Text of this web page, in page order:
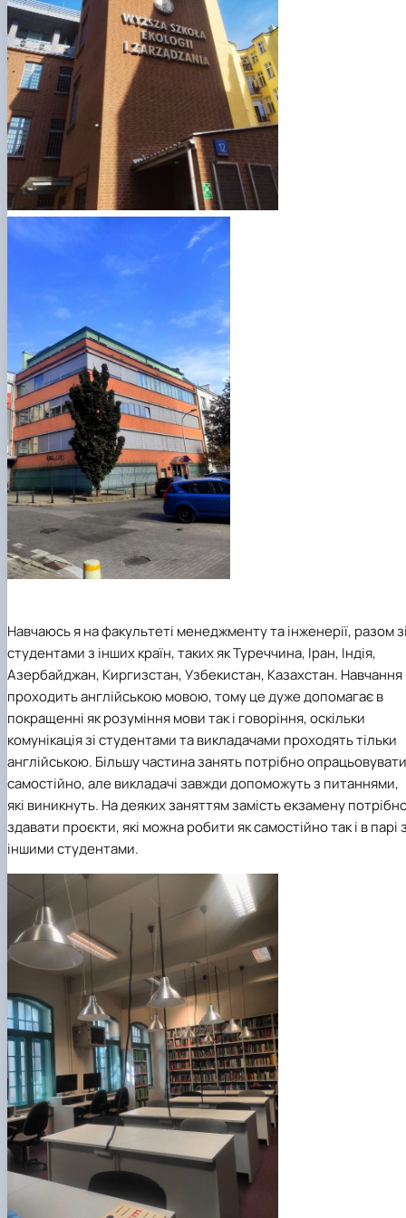
Навчаюсь я на факультеті менеджменту та інженерії, разом
студентами з інших країн, таких як Туреччина, Іран, Індія,
Азербайджан, Киргизстан, Узбекистан, Казахстан. Навчання
проходить англійською мовою, тому це дуже допомагає в
покращенні як розуміння мови так і говоріння, оскільки
комунікація зі студентами та викладачами проходять тільки
англійською. Більшу частина занять потрібно опрацьовувати
самостійно, але викладачі завжди допоможуть з питаннями,
які виникнуть. На деяких заняттям замість екзамену
здавати проєкти, які можна робити як самостійно так і в парі
іншими студентами.